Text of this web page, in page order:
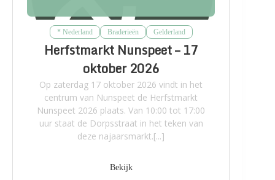
* Nederland Braderieën Gelderland
Herfstmarkt Nunspeet – 17
oktober 2026
Op zaterdag 17 oktober 2026 vindt in het
centrum van Nunspeet de Herfstmarkt
Nunspeet 2026 plaats. Van 10:00 tot 17:00
uur staat de Dorpsstraat in het teken van
deze najaarsmarkt.[...]
Bekijk